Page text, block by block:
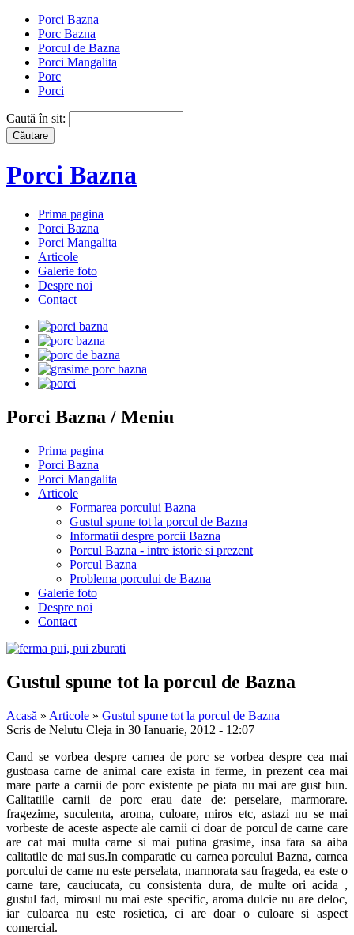
Porci Bazna
Porc Bazna
Porcul de Bazna
Porci Mangalita
Porc
Porci
Caută în sit:
Porci Bazna
Prima pagina
Porci Bazna
Porci Mangalita
Articole
Galerie foto
Despre noi
Contact
Porci Bazna / Meniu
Prima pagina
Porci Bazna
Porci Mangalita
Articole
Formarea porcului Bazna
Gustul spune tot la porcul de Bazna
Informatii despre porcii Bazna
Porcul Bazna - intre istorie si prezent
Porcul Bazna
Problema porcului de Bazna
Galerie foto
Despre noi
Contact
Gustul spune tot la porcul de Bazna
Acasă » Articole » Gustul spune tot la porcul de Bazna
Scris de Nelutu Cleja in 30 Ianuarie, 2012 - 12:07
Cand se vorbea despre carnea de porc se vorbea despre cea mai
gustoasa carne de animal care exista in ferme, in prezent cea mai
mare parte a carnii de porc existente pe piata nu mai are gust bun.
Calitatiile carnii de porc erau date de: perselare, marmorare.
fragezime, suculenta, aroma, culoare, miros etc, astazi nu se mai
vorbeste de aceste aspecte ale carnii ci doar de porcul de carne care
are cat mai multa carne si mai putina grasime, insa fara sa aiba
calitatile de mai sus.In comparatie cu carnea porcului Bazna, carnea
porcului de carne nu este perselata, marmorata sau frageda, ea este o
carne tare, cauciucata, cu consistenta dura, de multe ori acida ,
gustul fad, mirosul nu mai este specific, aroma dulcie nu are deloc,
iar culoarea nu este rosietica, ci are doar o culoare si aspect
comercial.